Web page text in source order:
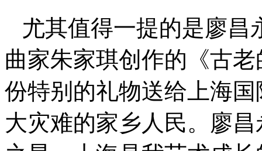
尤其值得一提的是廖昌
曲家朱家琪创作的《古
份特别的礼物送给上海
大灾难的家乡人民。廖